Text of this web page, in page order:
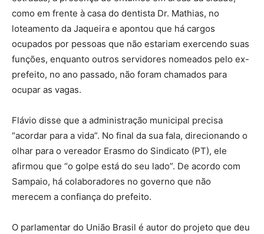
como em frente à casa do dentista Dr. Mathias, no
loteamento da Jaqueira e apontou que há cargos
ocupados por pessoas que não estariam exercendo suas
funções, enquanto outros servidores nomeados pelo ex-
prefeito, no ano passado, não foram chamados para
ocupar as vagas.
Flávio disse que a administração municipal precisa
“acordar para a vida”. No final da sua fala, direcionando o
olhar para o vereador Erasmo do Sindicato (PT), ele
afirmou que “o golpe está do seu lado”. De acordo com
Sampaio, há colaboradores no governo que não
merecem a confiança do prefeito.
O parlamentar do União Brasil é autor do projeto que deu